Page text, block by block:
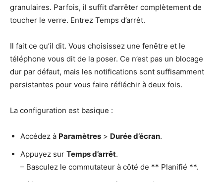
granulaires. Parfois, il suffit d’arrêter complètement de
toucher le verre. Entrez Temps d’arrêt.
Il fait ce qu’il dit. Vous choisissez une fenêtre et le
téléphone vous dit de la poser. Ce n’est pas un blocage
dur par défaut, mais les notifications sont suffisamment
persistantes pour vous faire réfléchir à deux fois.
La configuration est basique :
Accédez à Paramètres > Durée d’écran.
Appuyez sur Temps d’arrêt.
– Basculez le commutateur à côté de ** Planifié **.